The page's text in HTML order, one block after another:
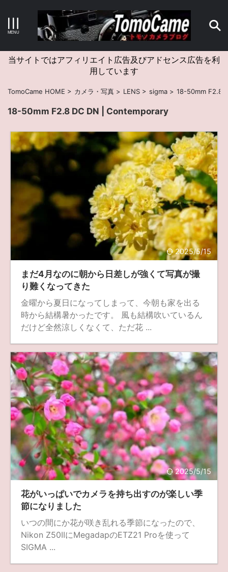
キーワードで検索する
アーカイブ
Canon EM5II EOS Kiss X4 EOS R10
fujifilm game GR III hobby info iPad
LENS LUMIX G100
LUMIX GF9 LUMIX L10 LUMIX S1 LUMIX S9
M(Typ240) minolta MX nikki Nikon
OLYMPUS om-1 II OM-3 om-5 II
osmo osmo action3 panasonic pc
PEN E-P7 PENTAX photo Pocket 3 PS5
psobb ricoh SIGMA SONY sound
TAMRON TG-6 THETA VILTROX X-T2
X100F X half Xiaomi Pad 6 Xperia1VI
Z5 Z6II Z9 Z30 Z50II Zf Zfc
ZV-1 II α1 II α7CR α6700 フィルムカメラ
フォクトレンダー ライカIIf ライカM4 ライカM10
ライカM10-R ライカX2 ローライ35
ローライコード
当サイトではアフィリエイト広告及びアドセンス広告を利
用しています
TomoCame HOME > カメラ・写真 > LENS > sigma > 18-50mm F2.8
18-50mm F2.8 DC DN | Contemporary
2025/5/15
まだ4月なのに朝から日差しが強くて写真が撮
り難くなってきた
金曜から夏日になってしまって、今朝も家を出る
時から結構暑かったです。 風も結構吹いているん
だけど全然涼しくなくて、ただ花 ...
2025/5/15
花がいっぱいでカメラを持ち出すのが楽しい季
節になりました
いつの間にか花が咲き乱れる季節になったので、
Nikon Z50IIにMegadapのETZ21 Proを使って
SIGMA ...